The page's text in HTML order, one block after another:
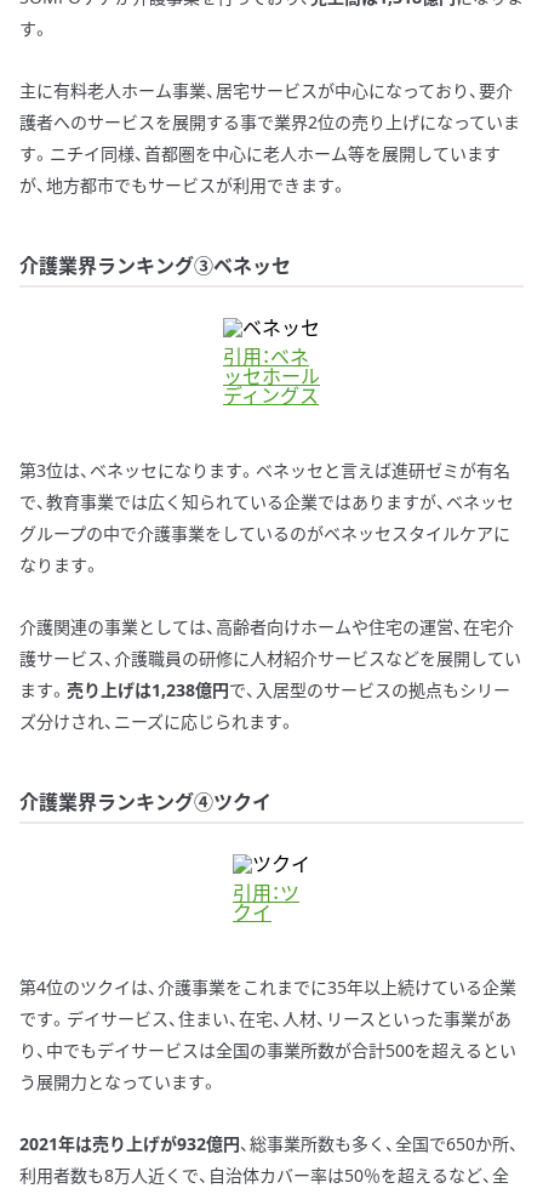
す。
主に有料老人ホーム事業、居宅サービスが中心になっており、要介
護者へのサービスを展開する事で業界2位の売り上げになっていま
す。ニチイ同様、首都圏を中心に老人ホーム等を展開しています
が、地方都市でもサービスが利用できます。
介護業界ランキング③ベネッセ
引用：ベネ
ッセホール
ディングス
第3位は、ベネッセになります。ベネッセと言えば進研ゼミが有名
で、教育事業では広く知られている企業ではありますが、ベネッセ
グループの中で介護事業をしているのがベネッセスタイルケアに
なります。
介護関連の事業としては、高齢者向けホームや住宅の運営、在宅介
護サービス、介護職員の研修に人材紹介サービスなどを展開してい
ます。 売り上げは1,238億円で、入居型のサービスの拠点もシリー
ズ分けされ、ニーズに応じられます。
介護業界ランキング④ツクイ
引用：ツ
クイ
第4位のツクイは、介護事業をこれまでに35年以上続けている企業
です。デイサービス、住まい、在宅、人材、リースといった事業があ
り、中でもデイサービスは全国の事業所数が合計500を超えるとい
う展開力となっています。
2021年は売り上げが932億円、総事業所数も多く、全国で650か所、
利用者数も8万人近くで、自治体カバー率は50％を超えるなど、全